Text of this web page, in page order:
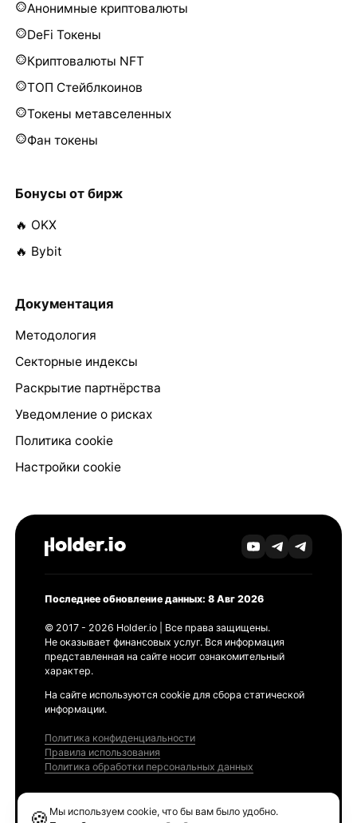
Анонимные криптовалюты
DeFi Токены
Криптовалюты NFT
ТОП Стейблкоинов
Токены метавселенных
Фан токены
Бонусы от бирж
🔥 OKX
🔥 Bybit
Документация
Методология
Секторные индексы
Раскрытие партнёрства
Уведомление о рисках
Политика cookie
Настройки cookie
Последнее обновление данных: 8 Авг 2026
© 2017 - 2026 Holder.io | Все права защищены.
Не оказывает финансовых услуг. Вся информация
представленная на сайте носит ознакомительный
характер.
На сайте используются cookie для сбора статической
информации.
Политика конфиденциальности
Правила использования
Политика обработки персональных данных
Мы используем cookie, что бы вам было удобно.